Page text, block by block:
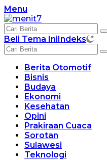
Langsung
ke
konten
Menu
Beli Tema IniIndeks
Berita Otomotif
Bisnis
Budaya
Ekonomi
Kesehatan
Opini
Prakiraan Cuaca
Sorotan
Sulawesi
Teknologi